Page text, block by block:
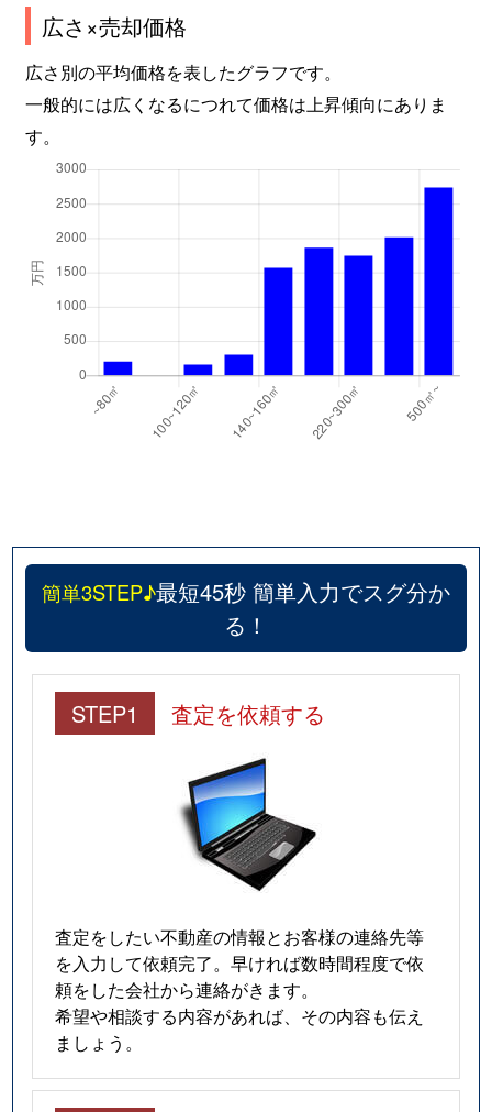
広さ×売却価格
広さ別の平均価格を表したグラフです。
一般的には広くなるにつれて価格は上昇傾向にありま
す。
簡単3STEP♪最短45秒 簡単入力でスグ分か
る！
STEP1 査定を依頼する
査定をしたい不動産の情報とお客様の連絡先等
を入力して依頼完了。早ければ数時間程度で依
頼をした会社から連絡がきます。
希望や相談する内容があれば、その内容も伝え
ましょう。